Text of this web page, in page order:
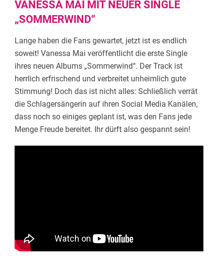
VANESSA MAI MIT NEUER SINGLE
„SOMMERWIND“
Lange haben die Fans gewartet, jetzt ist es endlich
soweit! Vanessa Mai veröffentlicht die erste Single
ihres neuen Albums „Sommerwind“. Der Track ist
herrlich erfrischend und verbreitet unheimlich gute
Stimmung! Doch das ist nicht alles: Schließlich verrät
die Schlagersängerin auf ihren Social Media Kanälen,
dass noch so einiges geplant ist, was den Fans jede
Menge Freude bereitet. Ihr dürft also gespannt sein!